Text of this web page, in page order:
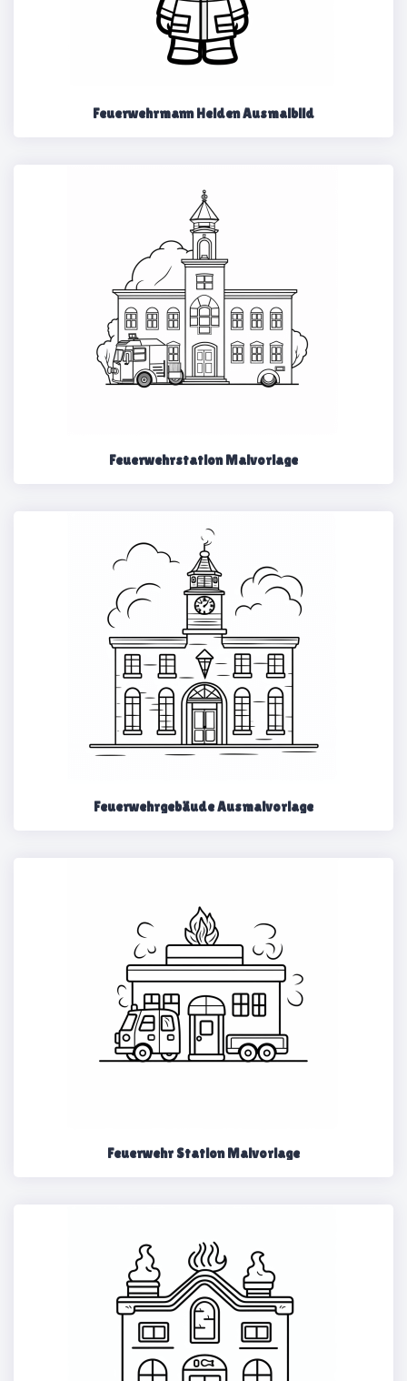
Feuerwehrmann Helden Ausmalbild
Feuerwehrstation Malvorlage
Feuerwehrgebäude Ausmalvorlage
Feuerwehr Station Malvorlage